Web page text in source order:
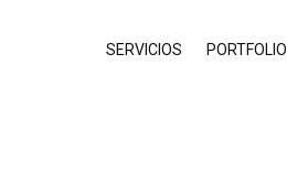
SERVICIOS PORTFOLIO